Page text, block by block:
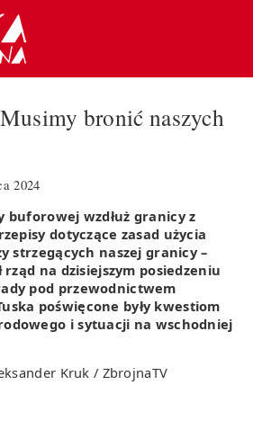
bronić naszych
2024
buforowej wzdłuż granicy z
dotyczące zasad użycia
strzegących naszej granicy –
rząd na dzisiejszym posiedzeniu
pod przewodnictwem
poświęcone były kwestiom
i sytuacji na wschodniej
Kruk / ZbrojnaTV